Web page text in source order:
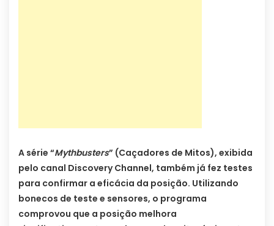
A série “Mythbusters” (Caçadores de Mitos), exibida
pelo canal Discovery Channel, também já fez testes
para confirmar a eficácia da posição. Utilizando
bonecos de teste e sensores, o programa
comprovou que a posição melhora